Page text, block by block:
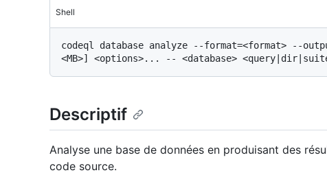
Shell
codeql database analyze --format=<format> --
Descriptif
Analyse une base de données en produisant des
code source.